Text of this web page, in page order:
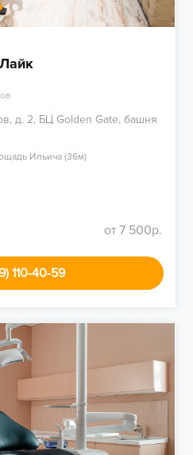
д. 2, БЦ Golden Gate, башня
Ильича (36м)
от 7 500р.
110-40-59